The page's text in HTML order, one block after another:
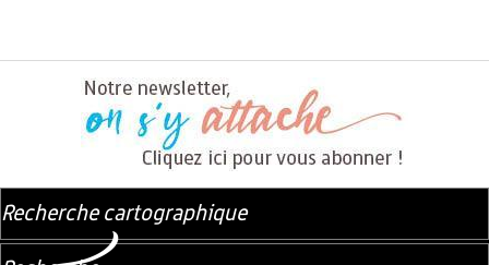
Recherche cartographique